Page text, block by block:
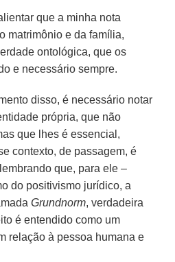
que a minha nota
matrimônio e da família,
ontológica, que os
e necessário sempre.
disso, é necessário notar
própria, que não
que lhes é essencial,
contexto, de passagem, é
que, para ele –
do positivismo jurídico, a
Grundnorm, verdadeira
é entendido como um
relação à pessoa humana e